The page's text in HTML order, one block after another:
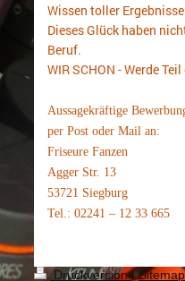
Wissen toller
Dieses Glück haben
Beruf.
WIR SCHON - Werde
Aussagekräftige
per Post oder Mail an:
Friseure Fanzen
Agger Str. 13
53721 Siegburg
Tel.: 02241 – 12 33 665
Druckversion| Sitemap